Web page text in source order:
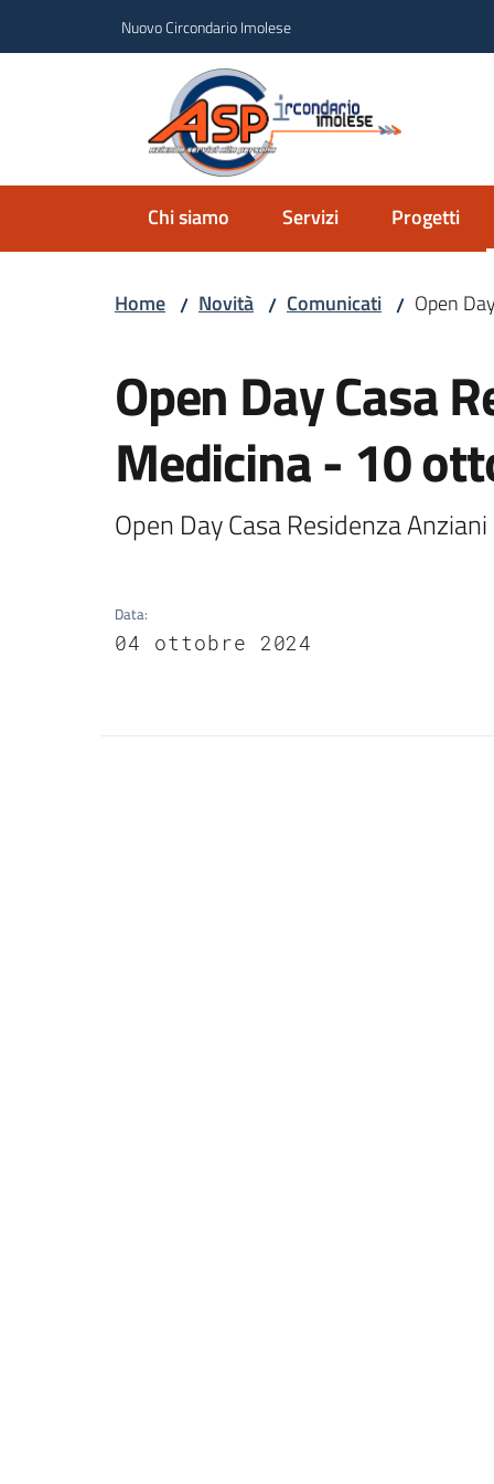
Nuovo Circondario Imolese
Chi siamo Servizi Progetti
Home / Novità / Comunicati / Open
Open Day Casa
Medicina - 10
Open Day Casa Residenza
Data:
04 ottobre 2024